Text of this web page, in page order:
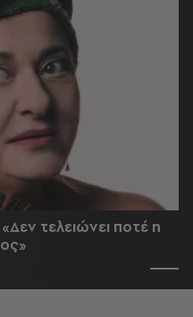
τελειώνει ποτέ η